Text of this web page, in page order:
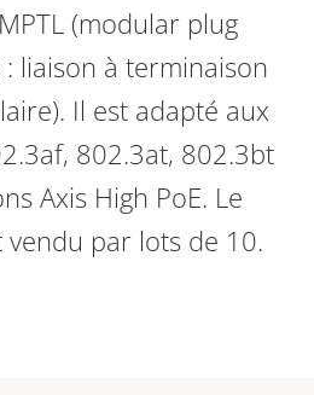
(modular plug
liaison à terminaison
Il est adapté aux
802.3at, 802.3bt
Axis High PoE. Le
par lots de 10.